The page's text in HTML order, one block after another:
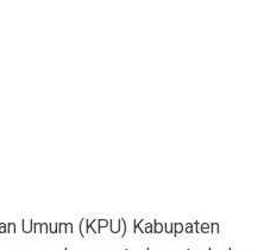
Umum (KPU) Kabupaten